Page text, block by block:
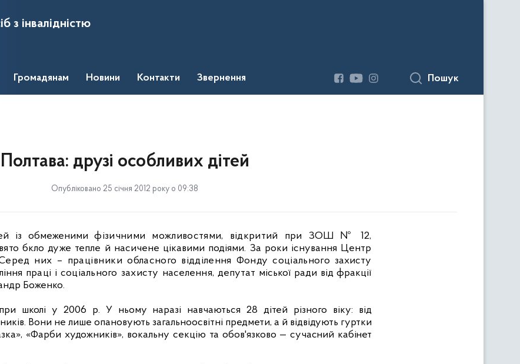
з інвалідністю
Громадянам Новини Контакти Звернення Пошук
Полтава: друзі особливих дітей
Опубліковано 25 січня 2012 року о 09:38
із обмеженимифізичними можливостями, відкритий при ЗОШ № 12,
бкло дуже тепле й насичене цікавими подіями. За роки існування Центр
них – працівникиобласного відділення Фонду соціального захисту
праці і соціального захисту населення, депутат міської ради від фракції
Боженко.
школі у 2006 р. У ньому наразі навчаються 28 дітей різного віку: від
Вони не лише опановують загальноосвітні предмети, а й відвідують гуртки
«Фарби художників», вокальну секцію та обов'язково — сучасний кабінет